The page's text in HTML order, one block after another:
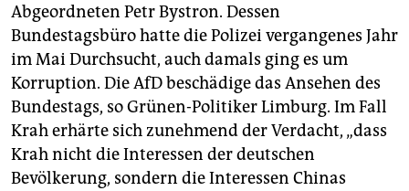
Abgeordneten Petr Bystron. Dessen
Bundestagsbüro hatte die Polizei vergangenes Jahr
im Mai Durchsucht, auch damals ging es um
Korruption. Die AfD beschädige das Ansehen des
Bundestags, so Grünen-Politiker Limburg. Im Fall
Krah erhärte sich zunehmend der Verdacht, „dass
Krah nicht die Interessen der deutschen
Bevölkerung, sondern die Interessen Chinas